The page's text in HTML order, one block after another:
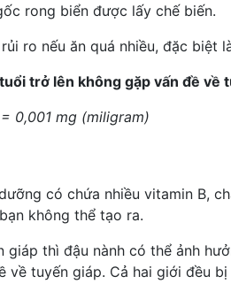
rong biển được lấy chế biến.
ro nếu ăn quá nhiều, đặc
trở lên không gặp vấn đề
0,001 mg (miligram)
có chứa nhiều vitamin B,
không thể tạo ra.
giáp thì đậu nành có thể ảnh
về tuyến giáp. Cả hai giới đều